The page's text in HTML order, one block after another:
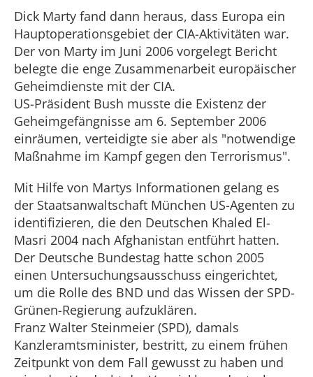
Dick Marty fand dann heraus, dass Europa ein
Hauptoperationsgebiet der CIA-Aktivitäten war.
Der von Marty im Juni 2006 vorgelegt Bericht
belegte die enge Zusammenarbeit europäischer
Geheimdienste mit der CIA.
US-Präsident Bush musste die Existenz der
Geheimgefängnisse am 6. September 2006
einräumen, verteidigte sie aber als "notwendige
Maßnahme im Kampf gegen den Terrorismus".
Mit Hilfe von Martys Informationen gelang es
der Staatsanwaltschaft München US-Agenten zu
identifizieren, die den Deutschen Khaled El-
Masri 2004 nach Afghanistan entführt hatten.
Der Deutsche Bundestag hatte schon 2005
einen Untersuchungsausschuss eingerichtet,
um die Rolle des BND und das Wissen der SPD-
Grünen-Regierung aufzuklären.
Franz Walter Steinmeier (SPD), damals
Kanzleramtsminister, bestritt, zu einem frühen
Zeitpunkt von dem Fall gewusst zu haben und